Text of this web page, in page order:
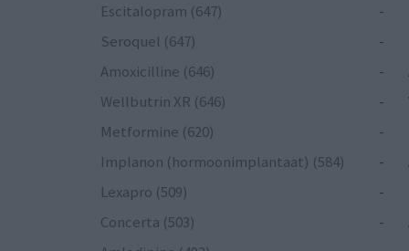
Escitalopram (647)
-
Seroquel (647)
-
Amoxicilline (646)
-
Wellbutrin XR (646)
-
Metformine (620)
-
Implanon (hormoonimplantaat) (584)
-
Lexapro (509)
-
Concerta (503)
-